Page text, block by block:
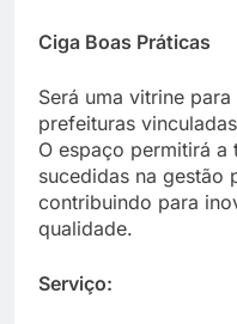
Ciga Boas Práticas
Será uma vitrine
prefeituras
O espaço permitirá
sucedidas na gestão
contribuindo para
qualidade.
Serviço: